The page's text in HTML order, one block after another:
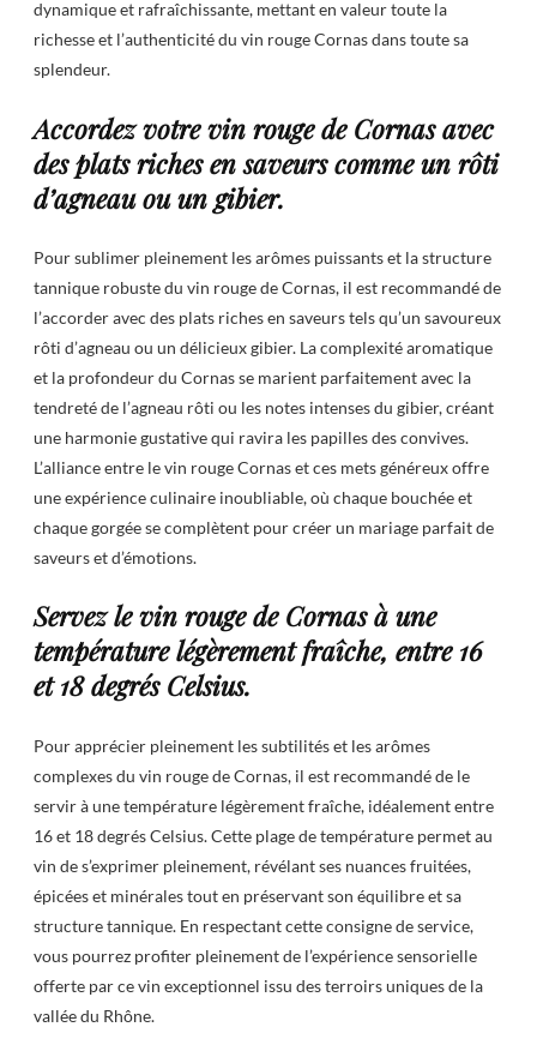
dynamique et rafraîchissante, mettant en valeur toute la
richesse et l’authenticité du vin rouge Cornas dans toute sa
splendeur.
Accordez votre vin rouge de Cornas avec
des plats riches en saveurs comme un rôti
d’agneau ou un gibier.
Pour sublimer pleinement les arômes puissants et la structure
tannique robuste du vin rouge de Cornas, il est recommandé de
l’accorder avec des plats riches en saveurs tels qu’un savoureux
rôti d’agneau ou un délicieux gibier. La complexité aromatique
et la profondeur du Cornas se marient parfaitement avec la
tendreté de l’agneau rôti ou les notes intenses du gibier, créant
une harmonie gustative qui ravira les papilles des convives.
L’alliance entre le vin rouge Cornas et ces mets généreux offre
une expérience culinaire inoubliable, où chaque bouchée et
chaque gorgée se complètent pour créer un mariage parfait de
saveurs et d’émotions.
Servez le vin rouge de Cornas à une
température légèrement fraîche, entre 16
et 18 degrés Celsius.
Pour apprécier pleinement les subtilités et les arômes
complexes du vin rouge de Cornas, il est recommandé de le
servir à une température légèrement fraîche, idéalement entre
16 et 18 degrés Celsius. Cette plage de température permet au
vin de s’exprimer pleinement, révélant ses nuances fruitées,
épicées et minérales tout en préservant son équilibre et sa
structure tannique. En respectant cette consigne de service,
vous pourrez profiter pleinement de l’expérience sensorielle
offerte par ce vin exceptionnel issu des terroirs uniques de la
vallée du Rhône.